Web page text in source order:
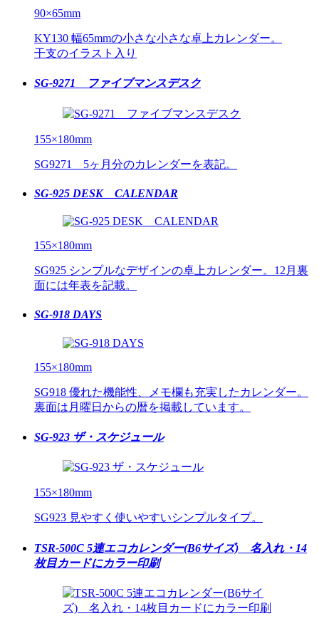
90×65mm
KY130 幅65mmの小さな小さな卓上カレンダー。
干支のイラスト入り
SG-9271 ファイブマンスデスク
155×180mm
SG9271 5ヶ月分のカレンダーを表記。
SG-925 DESK CALENDAR
155×180mm
SG925 シンプルなデザインの卓上カレンダー。12月裏
面には年表を記載。
SG-918 DAYS
155×180mm
SG918 優れた機能性、メモ欄も充実したカレンダー。
裏面は月曜日からの暦を掲載しています。
SG-923 ザ・スケジュール
155×180mm
SG923 見やすく使いやすいシンプルタイプ。
TSR-500C 5連エコカレンダー(B6サイズ) 名入れ・14
枚目カードにカラー印刷